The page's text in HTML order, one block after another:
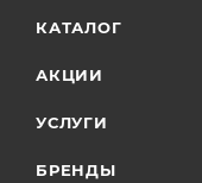
КАТАЛОГ
АКЦИИ
УСЛУГИ
БРЕНДЫ